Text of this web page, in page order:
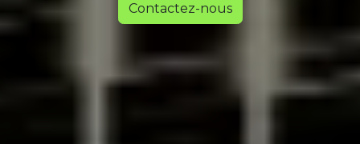
Contactez-nous